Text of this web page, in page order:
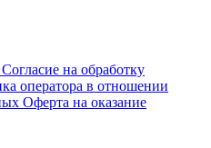
Согласие на обработку
оператора в отношении
Оферта на оказание